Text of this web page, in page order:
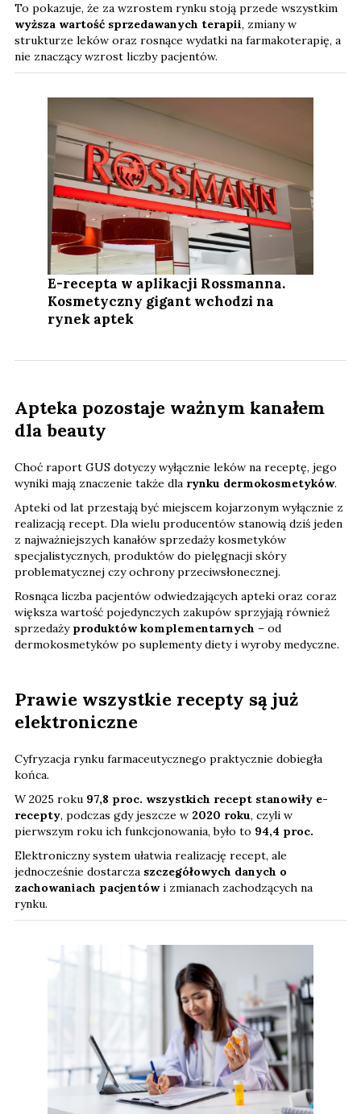
To pokazuje, że za wzrostem rynku stoją przede wszystkim
wyższa wartość sprzedawanych terapii, zmiany w
strukturze leków oraz rosnące wydatki na farmakoterapię, a
nie znaczący wzrost liczby pacjentów.
E-recepta w aplikacji Rossmanna.
Kosmetyczny gigant wchodzi na
rynek aptek
Apteka pozostaje ważnym kanałem
dla beauty
Choć raport GUS dotyczy wyłącznie leków na receptę, jego
wyniki mają znaczenie także dla rynku dermokosmetyków.
Apteki od lat przestają być miejscem kojarzonym wyłącznie z
realizacją recept. Dla wielu producentów stanowią dziś jeden
z najważniejszych kanałów sprzedaży kosmetyków
specjalistycznych, produktów do pielęgnacji skóry
problematycznej czy ochrony przeciwsłonecznej.
Rosnąca liczba pacjentów odwiedzających apteki oraz coraz
większa wartość pojedynczych zakupów sprzyjają również
sprzedaży produktów komplementarnych – od
dermokosmetyków po suplementy diety i wyroby medyczne.
Prawie wszystkie recepty są już
elektroniczne
Cyfryzacja rynku farmaceutycznego praktycznie dobiegła
końca.
W 2025 roku 97,8 proc. wszystkich recept stanowiły e-
recepty, podczas gdy jeszcze w 2020 roku, czyli w
pierwszym roku ich funkcjonowania, było to 94,4 proc.
Elektroniczny system ułatwia realizację recept, ale
jednocześnie dostarcza szczegółowych danych o
zachowaniach pacjentówi zmianach zachodzących na
rynku.